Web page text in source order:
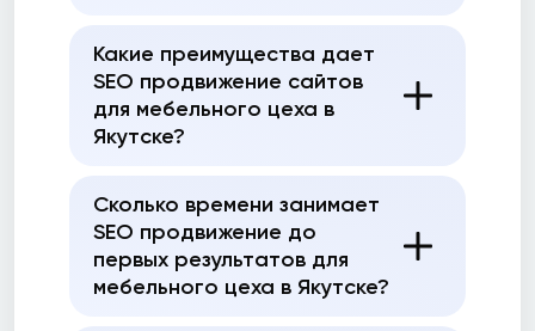
Какие преимущества дает
SEO продвижение сайтов
для мебельного цеха в
Якутске?
Сколько времени занимает
SEO продвижение до
первых результатов для
мебельного цеха в Якутске?